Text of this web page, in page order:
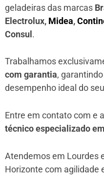
geladeiras das marcas
Electrolux, Midea,
Consul.
Trabalhamos
com garantia,
desempenho ideal do
Entre em contato com e
técnico especializado
Atendemos em Lourdes
Horizonte com agilidade